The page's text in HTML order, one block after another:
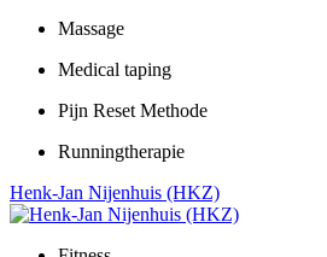
Massage
Medical taping
Pijn Reset Methode
Runningtherapie
Henk-Jan Nijenhuis (HKZ)